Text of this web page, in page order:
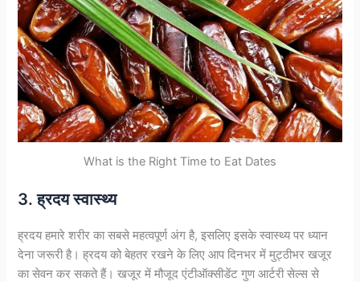
What is the Right Time to Eat Dates
3. ह्रदय स्वास्थ्य
ह्रदय हमारे शरीर का सबसे महत्वपूर्ण अंग है, इसलिए इसके स्वास्थ्य पर ध्यान
देना जरूरी है। ह्रदय को बेहतर रखने के लिए आप दिनभर में मुट्ठीभर खजूर
का सेवन कर सकते हैं। खजूर में मौजूद एंटीऑक्सीडेंट गुण आर्टरी सेल्स से